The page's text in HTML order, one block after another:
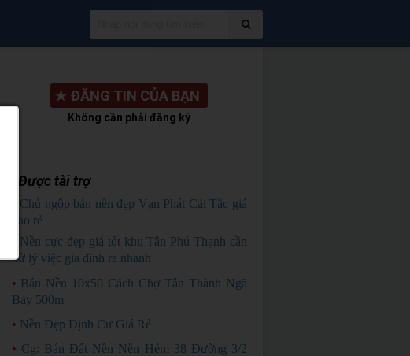
★ ĐĂNG TIN CỦA BẠN
Không cần phải đăng ký
Được tài trợ
Chủ ngộp bán nền đẹp Vạn Phát Cái Tắc giá
bao rẻ
Nền cực đẹp giá tốt khu Tân Phú Thạnh cần
xử lý việc gia đình ra nhanh
• Bán Nền 10x50 Cách Chợ Tân Thành Ngã
Bảy 500m
• Nền Đẹp Định Cư Giá Rẻ
• Cg: Bán Đất Nền Nền Hẻm 38 Đường 3/2